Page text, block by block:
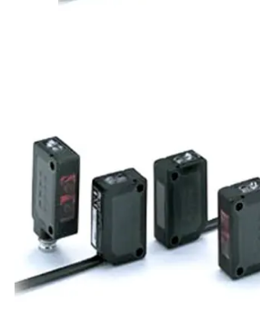
SA1E Miniature Laser
Transparent Detection
Conçus pour fonctionner de manière
temps et tolérer des environnements
les capteurs photoélectriques laser
Detection sont assemblés à l'aide